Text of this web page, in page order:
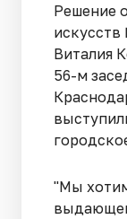
Решение
Виталия
56-м
"Мы